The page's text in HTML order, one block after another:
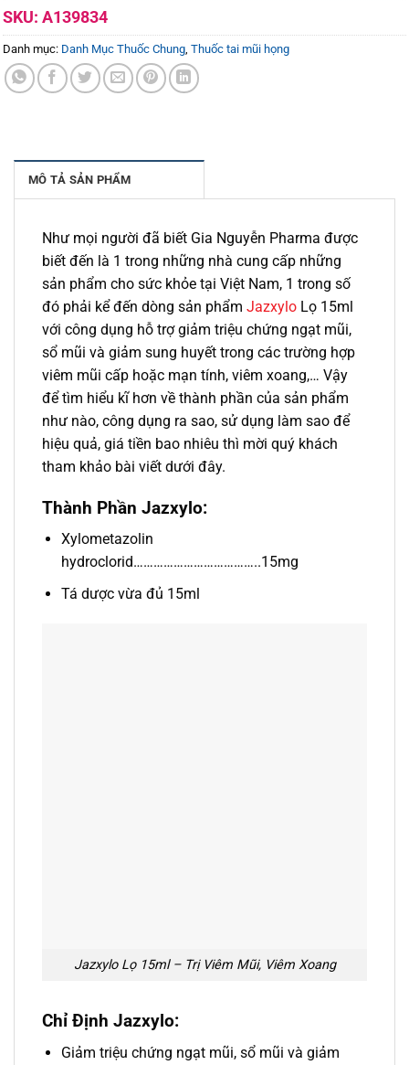
SKU: A139834
Danh mục: Danh Mục Thuốc Chung Thuốc tai mũi họng
MÔ TẢ SẢN PHẨM
Như mọi người đã biết Gia Nguyễn Pharma được
biết đến là 1 trong những nhà cung cấp những
sản phẩm cho sức khỏe tại Việt Nam, 1 trong số
đó phải kể đến dòng sản phẩm Jazxylo Lọ 15ml
với công dụng hỗ trợ giảm triệu chứng ngạt mũi,
sổ mũi và giảm sung huyết trong các trường hợp
viêm mũi cấp hoặc mạn tính, viêm xoang,… Vậy
để tìm hiểu kĩ hơn về thành phần của sản phẩm
như nào, công dụng ra sao, sử dụng làm sao để
hiệu quả, giá tiền bao nhiêu thì mời quý khách
tham khảo bài viết dưới đây.
Thành Phần Jazxylo:
Xylometazolin
hydroclorid………………………………..15mg
Tá dược vừa đủ 15ml
Jazxylo Lọ 15ml – Trị Viêm Mũi, Viêm Xoang
Chỉ Định Jazxylo:
Giảm triệu chứng ngạt mũi, sổ mũi và giảm